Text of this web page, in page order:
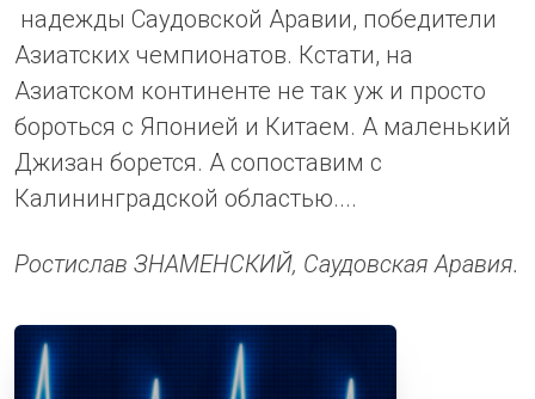
надежды Саудовской Аравии, победители
Азиатских чемпионатов. Кстати, на
Азиатском континенте не так уж и просто
бороться с Японией и Китаем. А маленький
Джизан борется. А сопоставим с
Калининградской областью....
Ростислав ЗНАМЕНСКИЙ, Саудовская Аравия.